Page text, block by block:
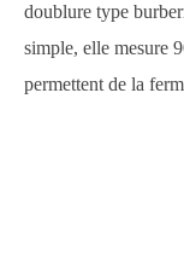
doublure type
simple, elle mesure
permettent de la